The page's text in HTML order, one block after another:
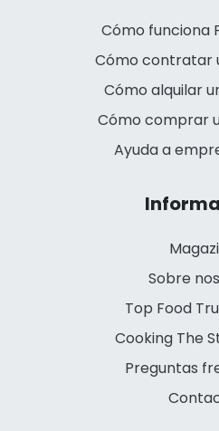
Cómo funciona
Cómo contratar
Cómo alquilar
Cómo comprar
Ayuda a
Sobre
Top Food
Cooking The
Preguntas